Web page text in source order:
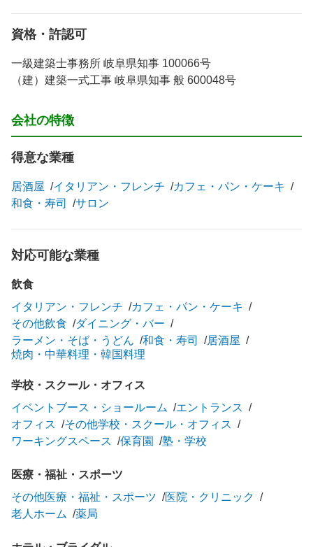
資格・許認可
一級建築士事務所 岐阜県知事 100066号
（建）建築一式工事 岐阜県知事 般 600048号
会社の特徴
得意な業種
居酒屋 イタリアン・フレンチ
カフェ・パン・ケーキ
和食・寿司
サロン
対応可能な業種
飲食
イタリアン・フレンチ
カフェ・パン・ケーキ
その他飲食
ダイニング・バー
ラーメン・そば・うどん
和食・寿司
居酒屋
焼肉・中華料理・韓国料理
学校・スクール・オフィス
イベントブース・ショールーム
エントランス
オフィス
その他学校・スクール・オフィス
ワーキングスペース
保育園 塾・学校
医療・福祉・スポーツ
その他医療・福祉・スポーツ
医院・クリニック
老人ホーム
薬局